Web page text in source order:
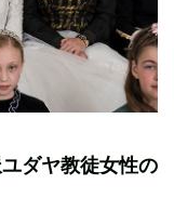
ダヤ教徒女性の